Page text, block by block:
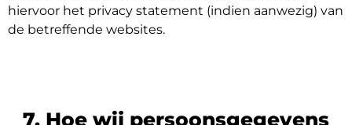
hiervoor het privacy statement (indien aanwezig) van
de betreffende websites.
7. Hoe wij persoonsgegevens